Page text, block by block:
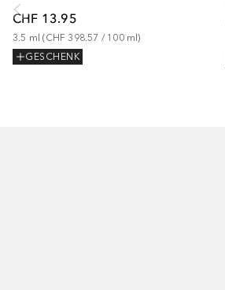
CHF 13.95
3.5 ml (CHF 398.57 / 100 ml)
GESCHENK